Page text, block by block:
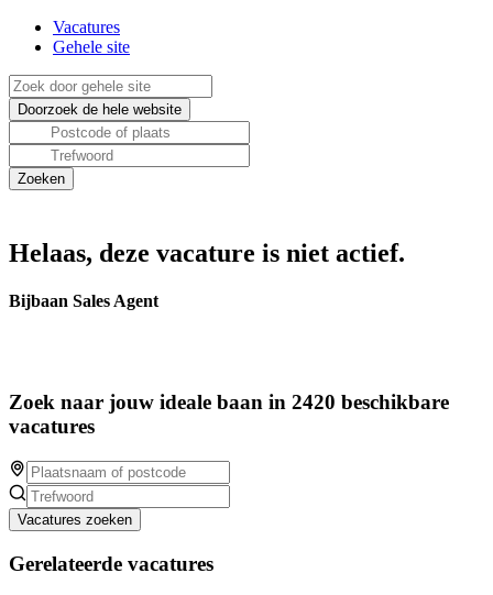
Vacatures
Gehele site
Helaas, deze vacature is niet actief.
Bijbaan Sales Agent
Zoek naar jouw ideale baan in 2420 beschikbare
vacatures
Vacatures zoeken
Gerelateerde vacatures